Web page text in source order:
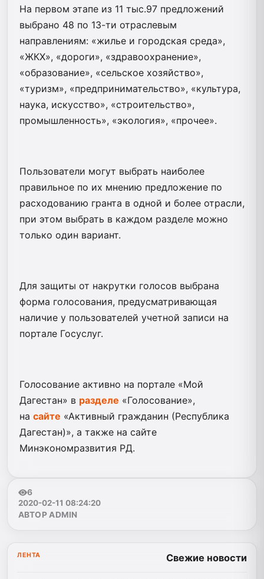
На первом этапе из 11 тыс.97 предложений
выбрано 48 по 13-ти отраслевым
направлениям: «жилье и городская среда»,
«ЖКХ», «дороги», «здравоохранение»,
«образование», «сельское хозяйство»,
«туризм», «предпринимательство», «культура,
наука, искусство», «строительство»,
промышленность», «экология», «прочее».
Пользователи могут выбрать наиболее
правильное по их мнению предложение по
расходованию гранта в одной и более отрасли,
при этом выбрать в каждом разделе можно
только один вариант.
Для защиты от накрутки голосов выбрана
форма голосования, предусматривающая
наличие у пользователей учетной записи на
портале Госуслуг.
Голосование активно на портале «Мой
Дагестан» в разделе «Голосование»,
на сайте «Активный гражданин (Республика
Дагестан)», а также на сайте
Минэкономразвития РД.
6
2020-02-11 08:24:20
АВТОР ADMIN
ЛЕНТА Свежие новости